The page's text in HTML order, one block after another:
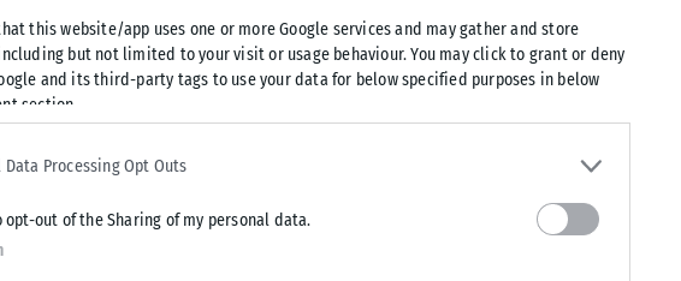
this website/app uses one or more Google services and may gather and store
but not limited to your visit or usage behaviour. You may click to grant or deny
and its third-party tags to use your data for below specified purposes in below
section.
Data Processing Opt Outs
opt-out of the Sharing of my personal data.
ζέστης, ενώ καλό είναι να αποφεύγεται η συχνή
οι σαλάτες με λαχανικά εποχής, τα φρούτα, τα
που βασίζονται στη μεσογειακή διατροφή αποτελούν
πολύτιμες βιταμίνες, μέταλλα και αντιοξειδωτικές
και οι ανάγκες του οργανισμού σε υγρά, λόγω των